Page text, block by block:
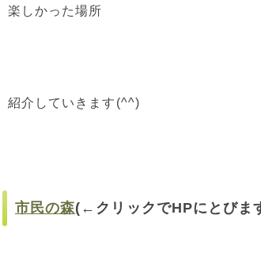
楽しかった場所
紹介していきます(^^)
市民の森(←クリックでHPにとびま